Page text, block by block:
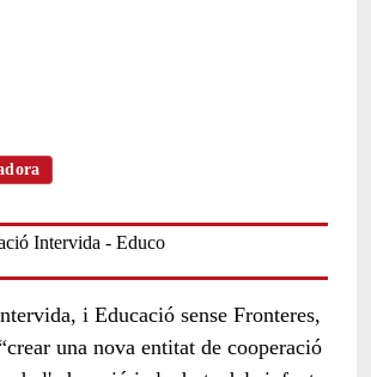
i Educació sense Fronteres,
una nova entitat de cooperació